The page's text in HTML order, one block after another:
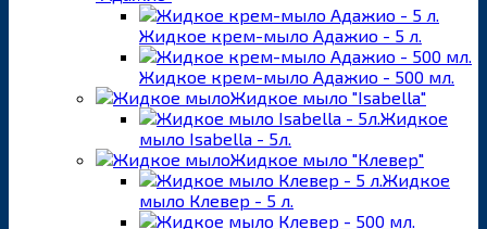
Жидкое крем-мыло Адажио - 5 л.
Жидкое крем-мыло Адажио - 500 мл.
Жидкое мыло "Isabella"
Жидкое
мыло Isabella - 5л.
Жидкое мыло "Клевер"
Жидкое
мыло Клевер - 5 л.